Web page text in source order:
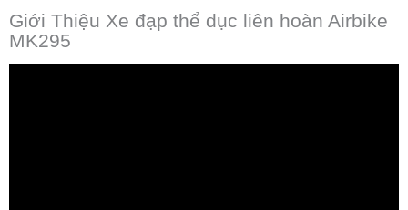
Giới Thiệu Xe đạp thể dục liên hoàn Airbike
MK295